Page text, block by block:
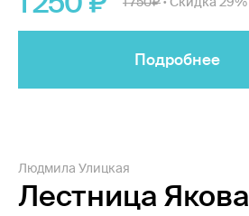
•
Подробнее
Людмила Улицкая
Лестница Якова